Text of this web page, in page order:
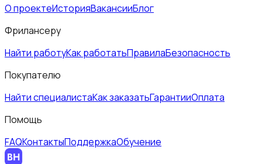
О проектеИсторияВакансииБлог
Фрилансеру
Найти работуКак работатьПравилаБезопасность
Покупателю
Найти специалистаКак заказатьГарантииОплата
Помощь
FAQКонтактыПоддержкаОбучение